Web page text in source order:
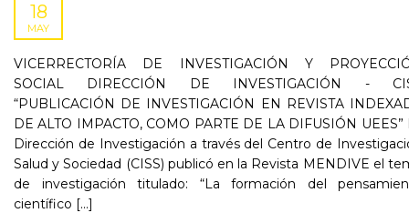
18
MAY
VICERRECTORÍA DE INVESTIGACIÓN Y
SOCIAL DIRECCIÓN DE INVESTIGACIÓN -
“PUBLICACIÓN DE INVESTIGACIÓN EN REVISTA
DE ALTO IMPACTO, COMO PARTE DE LA DIFUSIÓN UEES”
Dirección de Investigación a través del Centro de
Salud y Sociedad (CISS) publicó en la Revista MENDIVE el
de investigación titulado: “La formación del
científico [...]